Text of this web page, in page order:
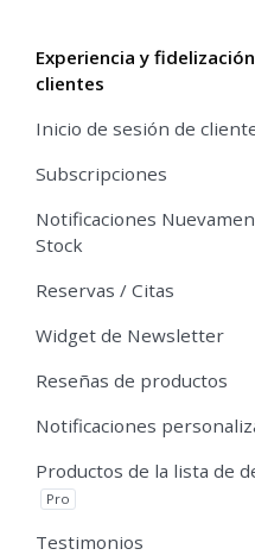
Experiencia y
clientes
Inicio de sesión de
Subscripciones
Notificaciones
Stock
Reservas / Citas
Widget de Newsletter
Reseñas de productos
Notificaciones
Productos de la lista de
Pro
Testimonios